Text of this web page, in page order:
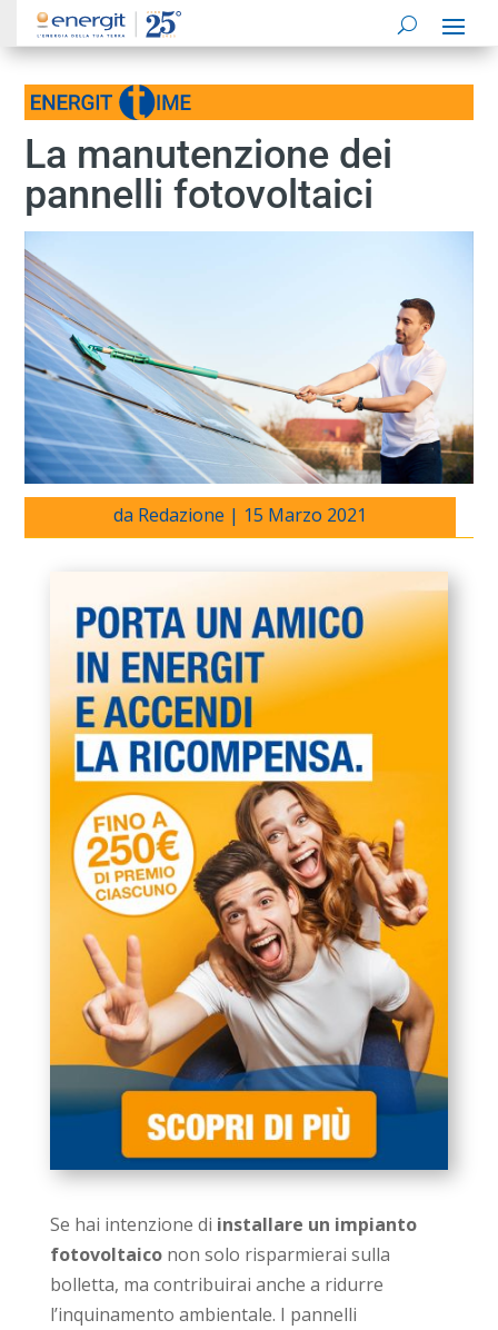
La manutenzione dei
pannelli fotovoltaici
da Redazione | 15 Marzo 2021
Se hai intenzione di installare un impianto
fotovoltaiconon solo risparmierai sulla
bolletta, ma contribuirai anche a ridurre
l’inquinamento ambientale. I pannelli